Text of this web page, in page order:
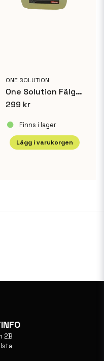
ONE SOLUTION
One Solution Fälgtvätt 25L
299 kr
Finns i lager
Lägg i varukorgen
2B